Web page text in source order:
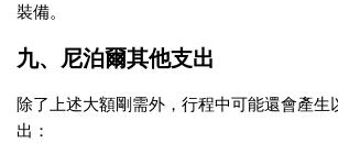
裝備。
九、尼泊爾其他支出
除了上述大額剛需外，行程中可能還會產生
出：